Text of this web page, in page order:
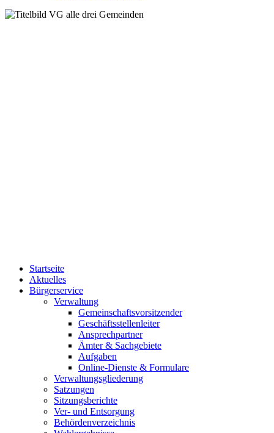
Startseite
Aktuelles
Bürgerservice
Verwaltung
Gemeinschaftsvorsitzender
Geschäftsstellenleiter
Ansprechpartner
Ämter & Sachgebiete
Aufgaben
Online-Dienste & Formulare
Verwaltungsgliederung
Satzungen
Sitzungsberichte
Ver- und Entsorgung
Behördenverzeichnis